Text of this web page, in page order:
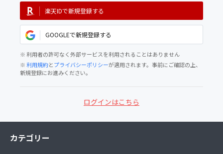
楽天IDで新規登録する
GOOGLEで新規登録する
※ 利用者の許可なく外部サービスを利用されることはありません
※利用規約とプライバシーポリシーが適用されます。事前にご確認の上、
新規登録にお進みください。
ログインはこちら
カテゴリー